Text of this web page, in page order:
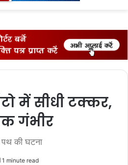
में सीधी टक्‍कर,
गंभीर
पथ की घटना
1 minute read